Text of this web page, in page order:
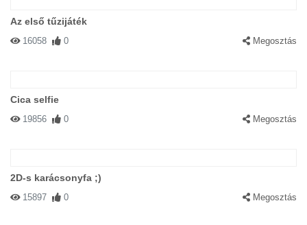
Az első tűzijáték
16058 0 Megosztás
Cica selfie
19856 0 Megosztás
2D-s karácsonyfa ;)
15897 0 Megosztás